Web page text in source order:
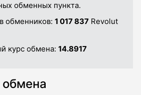
обменных пункта.
обменников: 1 017 837 Revolut
курс обмена: 14.8917